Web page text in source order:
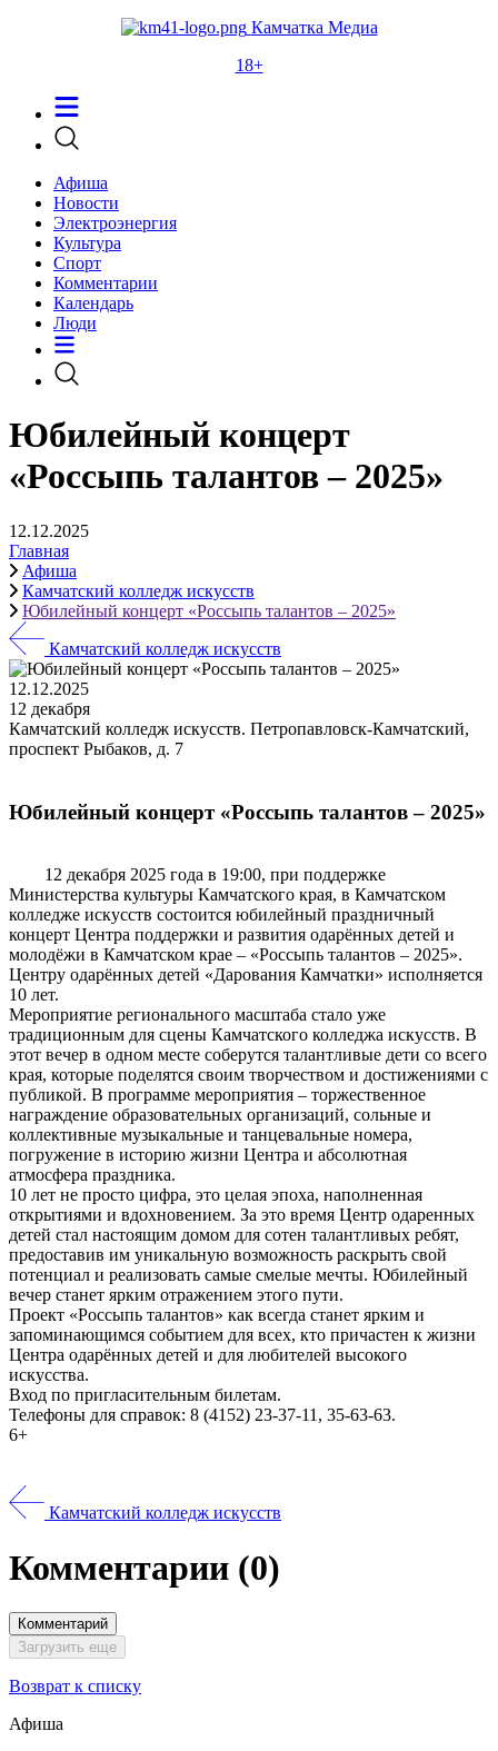
Камчатка Медиа
18+
Афиша
Новости
Электроэнергия
Культура
Спорт
Комментарии
Календарь
Люди
Юбилейный концерт
«Россыпь талантов – 2025»
12.12.2025
Главная
Афиша
Камчатский колледж искусств
Юбилейный концерт «Россыпь талантов – 2025»
Камчатский колледж искусств
12.12.2025
12 декабря
Камчатский колледж искусств. Петропавловск-Камчатский,
проспект Рыбаков, д. 7
Юбилейный концерт «Россыпь талантов – 2025»
12 декабря 2025 года в 19:00, при поддержке
Министерства культуры Камчатского края, в Камчатском
колледже искусств состоится юбилейный праздничный
концерт Центра поддержки и развития одарённых детей и
молодёжи в Камчатском крае – «Россыпь талантов – 2025».
Центру одарённых детей «Дарования Камчатки» исполняется
10 лет.
Мероприятие регионального масштаба стало уже
традиционным для сцены Камчатского колледжа искусств. В
этот вечер в одном месте соберутся талантливые дети со всего
края, которые поделятся своим творчеством и достижениями с
публикой. В программе мероприятия – торжественное
награждение образовательных организаций, сольные и
коллективные музыкальные и танцевальные номера,
погружение в историю жизни Центра и абсолютная
атмосфера праздника.
10 лет не просто цифра, это целая эпоха, наполненная
открытиями и вдохновением. За это время Центр одаренных
детей стал настоящим домом для сотен талантливых ребят,
предоставив им уникальную возможность раскрыть свой
потенциал и реализовать самые смелые мечты. Юбилейный
вечер станет ярким отражением этого пути.
Проект «Россыпь талантов» как всегда станет ярким и
запоминающимся событием для всех, кто причастен к жизни
Центра одарённых детей и для любителей высокого
искусства.
Вход по пригласительным билетам.
Телефоны для справок: 8 (4152) 23-37-11, 35-63-63.
6+
Камчатский колледж искусств
Комментарии (0)
Комментарий
Загрузить еще
Возврат к списку
Афиша